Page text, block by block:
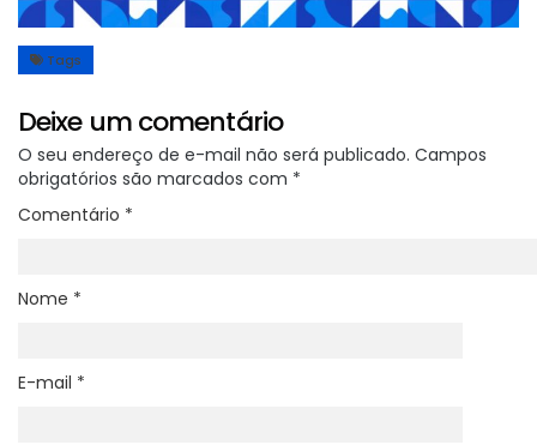
Tags
Deixe um comentário
O seu endereço de e-mail não será publicado. Campos
obrigatórios são marcados com *
Comentário *
Nome *
E-mail *